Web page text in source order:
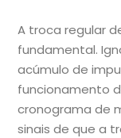
A troca regular
fundamental.
acúmulo de
funcionamento
cronograma de
sinais de que a